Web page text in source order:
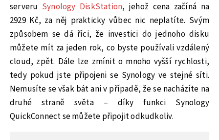
serveru Synology DiskStation, jehož cena začíná na
2929 Kč, za něj prakticky vůbec nic neplatíte. Svým
způsobem se dá říci, že investici do jednoho disku
můžete mít za jeden rok, co byste používali vzdálený
cloud, zpět. Dále lze zmínit o mnoho vyšší rychlosti,
tedy pokud jste připojeni se Synology ve stejné síti.
Nemusíte se však bát ani v případě, že se nacházíte na
druhé straně světa – díky funkci Synology
QuickConnect se můžete připojit odkudkoliv.